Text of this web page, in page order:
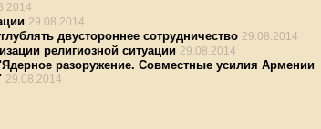
29.08.2014
двустороннее сотрудничество 29.08.2014
религиозной ситуации 29.08.2014
разоружение. Совместные усилия Армении
29.08.2014